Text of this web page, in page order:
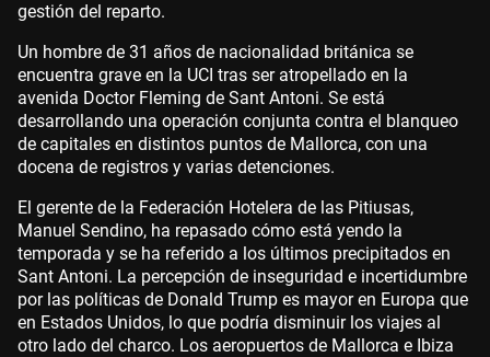
gestión del reparto.
Un hombre de 31 años de nacionalidad británica se
encuentra grave en la UCI tras ser atropellado en la
avenida Doctor Fleming de Sant Antoni. Se está
desarrollando una operación conjunta contra el blanqueo
de capitales en distintos puntos de Mallorca, con una
docena de registros y varias detenciones.
El gerente de la Federación Hotelera de las Pitiusas,
Manuel Sendino, ha repasado cómo está yendo la
temporada y se ha referido a los últimos precipitados en
Sant Antoni. La percepción de inseguridad e incertidumbre
por las políticas de Donald Trump es mayor en Europa que
en Estados Unidos, lo que podría disminuir los viajes al
otro lado del charco. Los aeropuertos de Mallorca e Ibiza